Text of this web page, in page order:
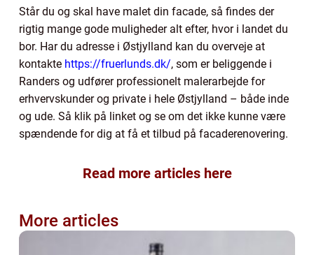
Står du og skal have malet din facade, så findes der
rigtig mange gode muligheder alt efter, hvor i landet du
bor. Har du adresse i Østjylland kan du overveje at
kontakte https://fruerlunds.dk/, som er beliggende i
Randers og udfører professionelt malerarbejde for
erhvervskunder og private i hele Østjylland – både inde
og ude. Så klik på linket og se om det ikke kunne være
spændende for dig at få et tilbud på facaderenovering.
Read more articles here
More articles